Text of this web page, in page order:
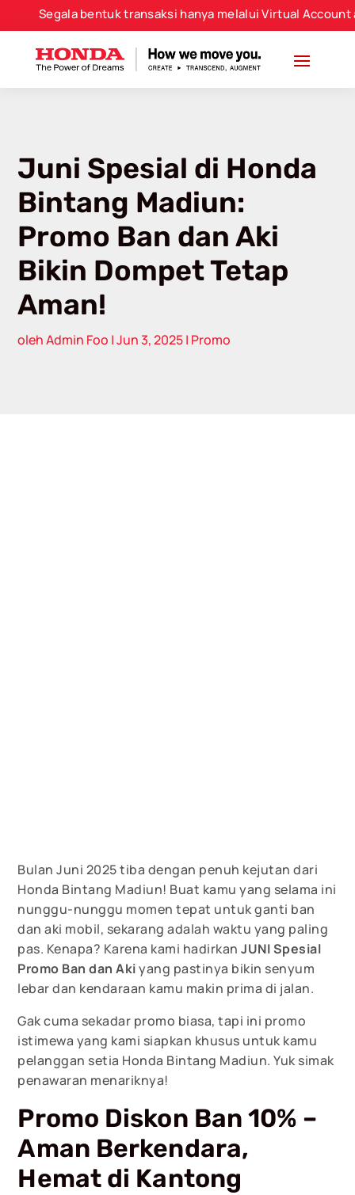
Segala bentuk transaksi hanya melalui Virtual Account
Juni Spesial di Honda
Bintang Madiun:
Promo Ban dan Aki
Bikin Dompet Tetap
Aman!
olehAdmin Foo |Jun 3, 2025| Promo
Bulan Juni 2025 tiba dengan penuh kejutan dari
Honda Bintang Madiun! Buat kamu yang selama ini
nunggu-nunggu momen tepat untuk ganti ban
dan aki mobil, sekarang adalah waktu yang paling
pas. Kenapa? Karena kami hadirkanJUNI Spesial
Promo Ban dan Akiyang pastinya bikin senyum
lebar dan kendaraan kamu makin prima di jalan.
Gak cuma sekadar promo biasa, tapi ini promo
istimewa yang kami siapkan khusus untuk kamu
pelanggan setia Honda Bintang Madiun. Yuk simak
penawaran menariknya!
Promo Diskon Ban 10% –
Aman Berkendara,
Hemat di Kantong
modal-check